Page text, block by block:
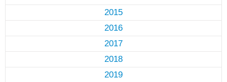
2015
2016
2017
2018
2019